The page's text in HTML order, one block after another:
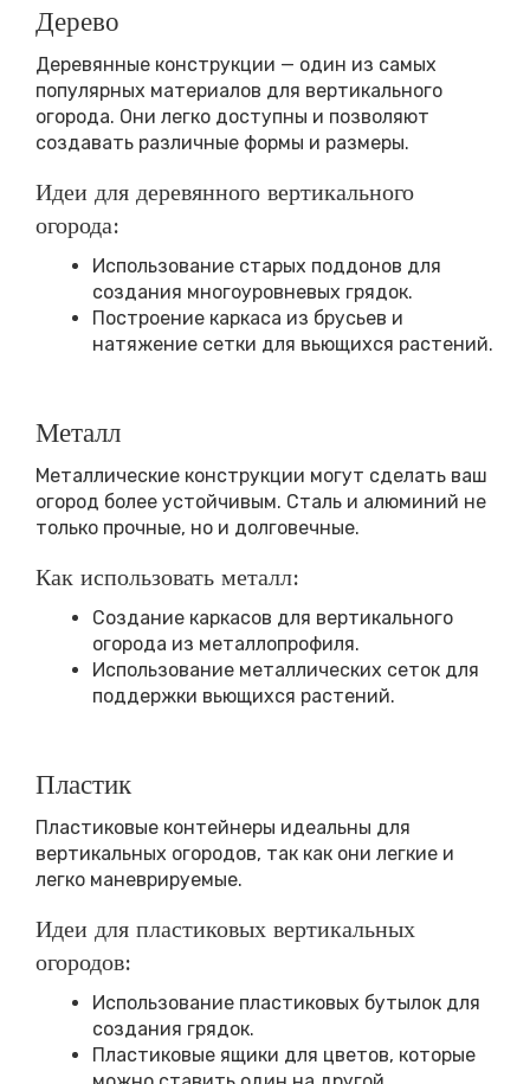
Дерево
Деревянные конструкции — один из самых
популярных материалов для вертикального
огорода. Они легко доступны и позволяют
создавать различные формы и размеры.
Идеи для деревянного вертикального
огорода:
Использование старых поддонов для
создания многоуровневых грядок.
Построение каркаса из брусьев и
натяжение сетки для вьющихся растений.
Металл
Металлические конструкции могут сделать ваш
огород более устойчивым. Сталь и алюминий не
только прочные, но и долговечные.
Как использовать металл:
Создание каркасов для вертикального
огорода из металлопрофиля.
Использование металлических сеток для
поддержки вьющихся растений.
Пластик
Пластиковые контейнеры идеальны для
вертикальных огородов, так как они легкие и
легко маневрируемые.
Идеи для пластиковых вертикальных
огородов:
Использование пластиковых бутылок для
создания грядок.
Пластиковые ящики для цветов, которые